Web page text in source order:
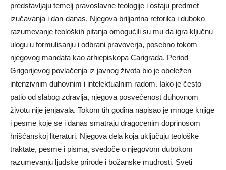
predstavljaju temelj pravoslavne teologije i ostaju predmet
izučavanja i dan-danas. Njegova briljantna retorika i duboko
razumevanje teoloških pitanja omogućili su mu da igra ključnu
ulogu u formulisanju i odbrani pravoverja, posebno tokom
njegovog mandata kao arhiepiskopa Carigrada. Period
Grigorijevog povlačenja iz javnog života bio je obeležen
intenzivnim duhovnim i intelektualnim radom. Iako je često
patio od slabog zdravlja, njegova posvećenost duhovnom
životu nije jenjavala. Tokom tih godina napisao je mnoge knjige
i pesme koje se i danas smatraju dragocenim doprinosom
hrišćanskoj literaturi. Njegova dela koja uključuju teološke
traktate, pesme i pisma, svedoče o njegovom dubokom
razumevanju ljudske prirode i božanske mudrosti. Sveti